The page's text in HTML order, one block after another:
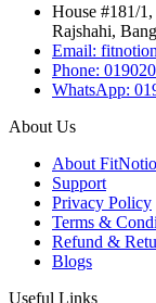
House #181/
Rajshahi,
Email:
Phone:
WhatsApp:
About Us
About
Support
Privacy Policy
Terms &
Refund &
Blogs
Useful Links